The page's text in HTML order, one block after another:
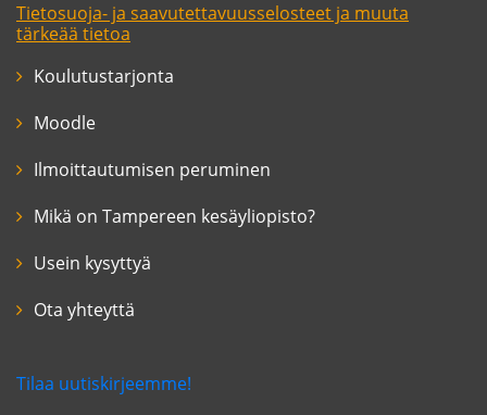
Tietosuoja- ja saavutettavuusselosteet ja muuta
tärkeää tietoa
Koulutustarjonta
Moodle
Ilmoittautumisen peruminen
Mikä on Tampereen kesäyliopisto?
Usein kysyttyä
Ota yhteyttä
Tilaa uutiskirjeemme!